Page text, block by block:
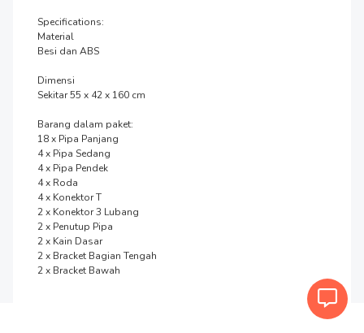
Specifications:
Material
Besi dan ABS
Dimensi
Sekitar 55 x 42 x 160 cm
Barang dalam paket:
18 x Pipa Panjang
4 x Pipa Sedang
4 x Pipa Pendek
4 x Roda
4 x Konektor T
2 x Konektor 3 Lubang
2 x Penutup Pipa
2 x Kain Dasar
2 x Bracket Bagian Tengah
2 x Bracket Bawah